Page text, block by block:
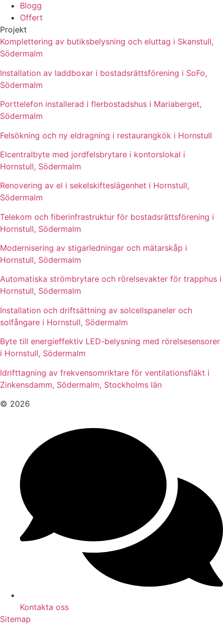
Blogg
Offert
Projekt
Komplettering av butiksbelysning och eluttag i Skanstull,
Södermalm
Installation av laddboxar i bostadsrättsförening i SoFo,
Södermalm
Porttelefon installerad i flerbostadshus i Mariaberget,
Södermalm
Felsökning och ny eldragning i restaurangkök i Hornstull
Elcentralbyte med jordfelsbrytare i kontorslokal i
Hornstull, Södermalm
Renovering av el i sekelskifteslägenhet i Hornstull,
Södermalm
Telekom och fiberinfrastruktur för bostadsrättsförening i
Hornstull, Södermalm
Modernisering av stigarledningar och mätarskåp i
Hornstull, Södermalm
Automatiska strömbrytare och rörelsevakter för trapphus i
Hornstull, Södermalm
Installation och driftsättning av solcellspaneler och
solfångare i Hornstull, Södermalm
Byte till energieffektiv LED-belysning med rörelsesensorer
i Hornstull, Södermalm
Idrifttagning av frekvensomriktare för ventilationsfläkt i
Zinkensdamm, Södermalm, Stockholms län
© 2026
Kontakta oss
Sitemap